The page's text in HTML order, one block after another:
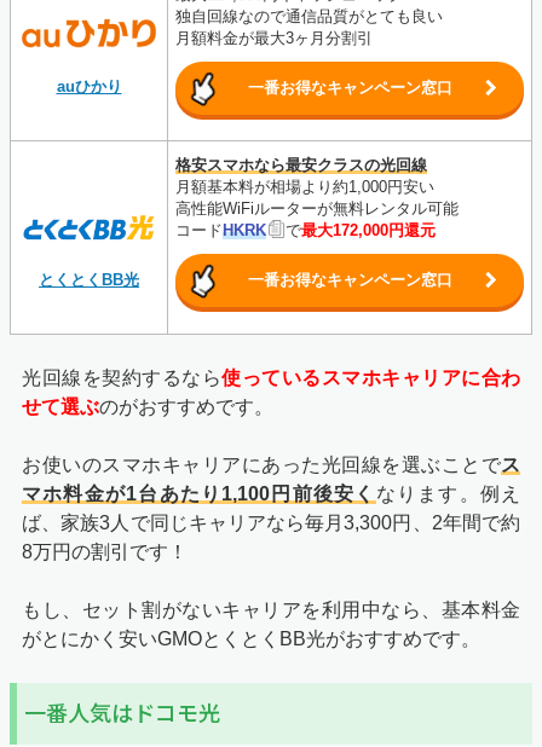
auひかり
独自回線なので通信品質がとても良い
月額料金が最大3ヶ月分割引
一番お得なキャンペーン窓口
とくとくBB光
格安スマホなら最安クラスの光回線
月額基本料が相場より約1,000円安い
高性能WiFiルーターが無料レンタル可能
コードHKRK で最大172,000円還元
一番お得なキャンペーン窓口
光回線を契約するなら使っているスマホキャリアに合わ
せて選ぶのがおすすめです。
お使いのスマホキャリアにあった光回線を選ぶことでス
マホ料金が1台あたり1,100円前後安く なります。例え
ば、家族3人で同じキャリアなら毎月3,300円、2年間で約
8万円の割引です！
もし、セット割がないキャリアを利用中なら、基本料金
がとにかく安いGMOとくとくBB光がおすすめです。
一番人気はドコモ光